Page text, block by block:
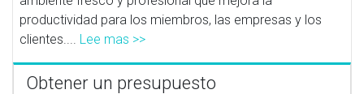
productividad para los miembros, las empresas y los
clientes.... Lee mas >>
Obtener un presupuesto